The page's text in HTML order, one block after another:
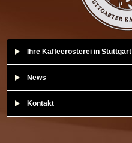
Ihre Kaffeerösterei in Stuttgart
News
Kontakt